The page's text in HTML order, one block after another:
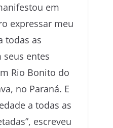
em
expressar meu
todas as
entes
Rio Bonito do
no Paraná. E
a todas as
escreveu